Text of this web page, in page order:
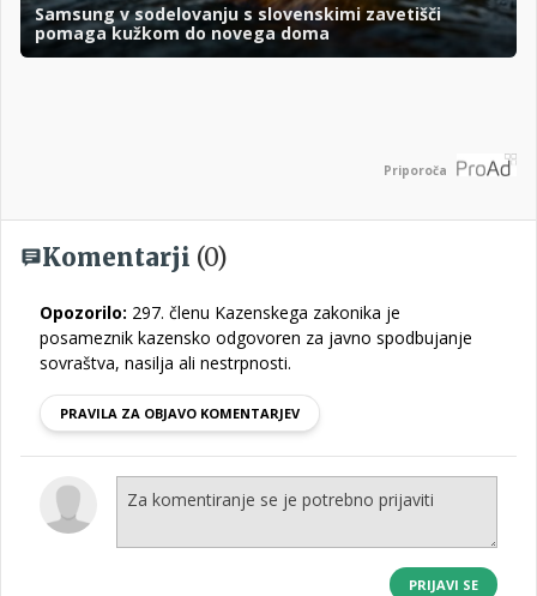
Samsung v sodelovanju s slovenskimi zavetišči
pomaga kužkom do novega doma
Priporoča
Komentarji (0)
Opozorilo: 297. členu Kazenskega zakonika je
posameznik kazensko odgovoren za javno spodbujanje
sovraštva, nasilja ali nestrpnosti.
PRAVILA ZA OBJAVO KOMENTARJEV
PRIJAVI SE